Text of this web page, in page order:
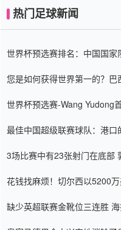
热门足球新闻
世界杯预选赛排名：中国国家
您是如何获得世界第一的？巴
世界杯预选赛-Wang Yudong
最佳中国超级联赛球队：港口
3场比赛中有23张射门在底部
花钱找麻烦！切尔西以5200
缺少英超联赛金靴位三连胜